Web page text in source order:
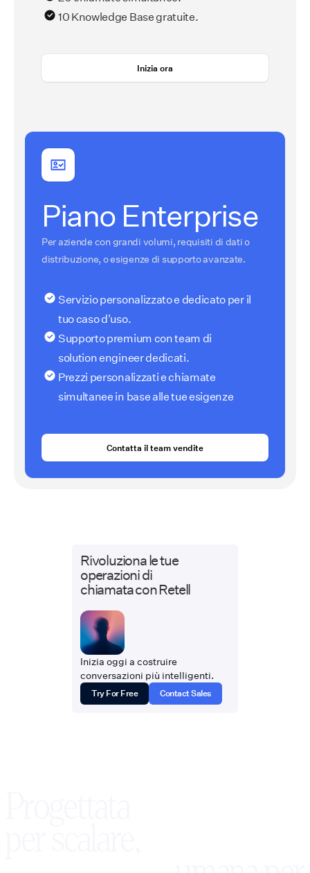
10 Knowledge Base gratuite.
Inizia ora
Piano Enterprise
Per aziende con grandi volumi, requisiti di dati o
distribuzione, o esigenze di supporto avanzate.
Servizio personalizzato e dedicato per il
tuo caso d'uso.
Supporto premium con team di
solution engineer dedicati.
Prezzi personalizzati e chiamate
simultanee in base alle tue esigenze
Contatta il team vendite
Rivoluziona le tue
operazioni di
chiamata con Retell
Inizia oggi a costruire
conversazioni più intelligenti.
Try For Free Contact Sales